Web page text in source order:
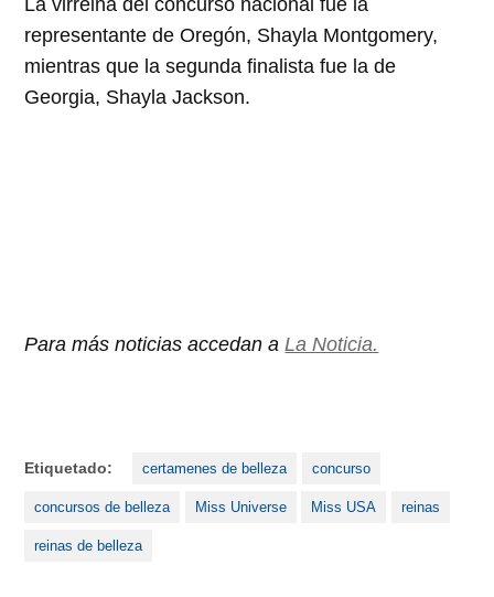
representante de Oregón, Shayla Montgomery,
mientras que la segunda finalista fue la de
Georgia, Shayla Jackson.
Para más noticias accedan a La Noticia.
Etiquetado: certamenes de belleza concurso
concursos de belleza Miss Universe Miss USA reinas
reinas de belleza